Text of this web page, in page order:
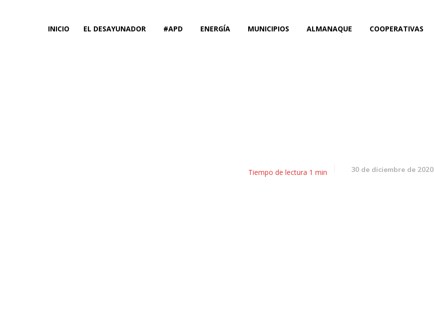
INICIO EL DESAYUNADOR #APD ENERGÍA MUNICIPIOS ALMANAQUE COOPERATIVAS
Tiempo de lectura 1 min 30 de diciembre de 2020